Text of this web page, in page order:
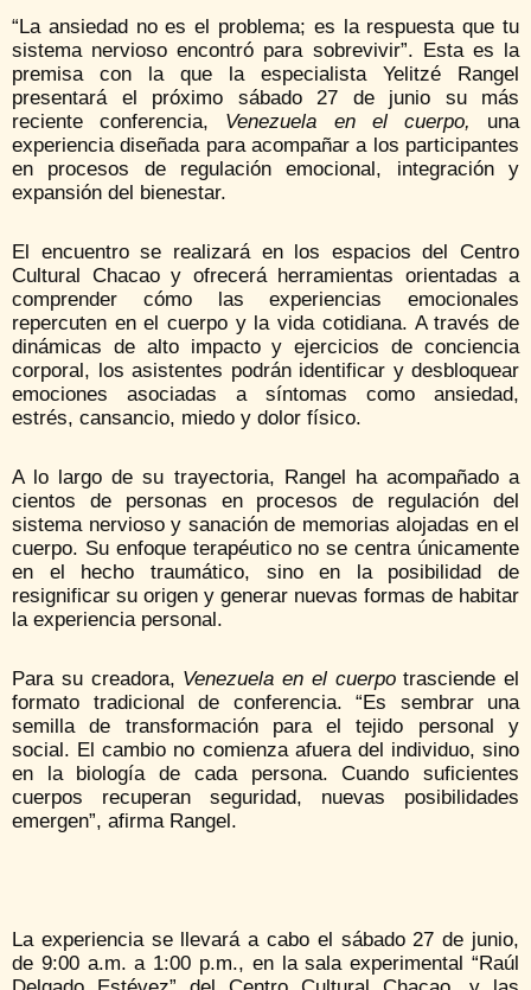
“La ansiedad no es el problema; es la respuesta que tu
sistema nervioso encontró para sobrevivir”. Esta es la
premisa con la que la especialista Yelitzé Rangel
presentará el próximo sábado 27 de junio su más
reciente conferencia, Venezuela en el cuerpo, una
experiencia diseñada para acompañar a los participantes
en procesos de regulación emocional, integración y
expansión del bienestar.
El encuentro se realizará en los espacios del Centro
Cultural Chacao y ofrecerá herramientas orientadas a
comprender cómo las experiencias emocionales
repercuten en el cuerpo y la vida cotidiana. A través de
dinámicas de alto impacto y ejercicios de conciencia
corporal, los asistentes podrán identificar y desbloquear
emociones asociadas a síntomas como ansiedad,
estrés, cansancio, miedo y dolor físico.
A lo largo de su trayectoria, Rangel ha acompañado a
cientos de personas en procesos de regulación del
sistema nervioso y sanación de memorias alojadas en el
cuerpo. Su enfoque terapéutico no se centra únicamente
en el hecho traumático, sino en la posibilidad de
resignificar su origen y generar nuevas formas de habitar
la experiencia personal.
Para su creadora, Venezuela en el cuerpotrasciende el
formato tradicional de conferencia. “Es sembrar una
semilla de transformación para el tejido personal y
social. El cambio no comienza afuera del individuo, sino
en la biología de cada persona. Cuando suficientes
cuerpos recuperan seguridad, nuevas posibilidades
emergen”, afirma Rangel.
La experiencia se llevará a cabo el sábado 27 de junio,
de 9:00 a.m. a 1:00 p.m., en la sala experimental “Raúl